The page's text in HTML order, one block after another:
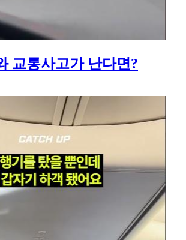
교통사고가 난다면?